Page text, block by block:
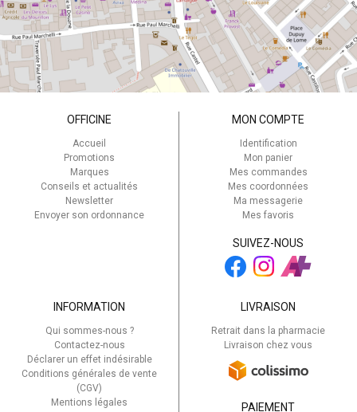
OFFICINE
Accueil
Promotions
Marques
Conseils et actualités
Newsletter
Envoyer son ordonnance
MON COMPTE
Identification
Mon panier
Mes commandes
Mes coordonnées
Ma messagerie
Mes favoris
SUIVEZ-NOUS
INFORMATION
Qui sommes-nous ?
Contactez-nous
Déclarer un effet indésirable
Conditions générales de vente
(CGV)
Mentions légales
LIVRAISON
Retrait dans la pharmacie
Livraison chez vous
PAIEMENT